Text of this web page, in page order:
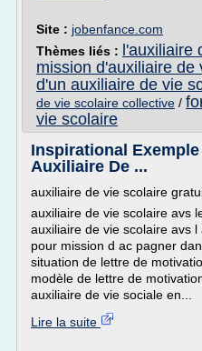
Site : jobenfance.com
Thèmes liés :
l'auxiliaire
mission d'auxiliaire de
d'un auxiliaire de vie
de vie scolaire collective /
vie scolaire
Inspirational
Auxiliaire De ...
auxiliaire de vie scolaire
auxiliaire de vie scolaire avs
auxiliaire de vie scolaire avs
pour mission d ac pagner
situation de lettre de
modèle de lettre de
auxiliaire de vie sociale en...
Lire la suite